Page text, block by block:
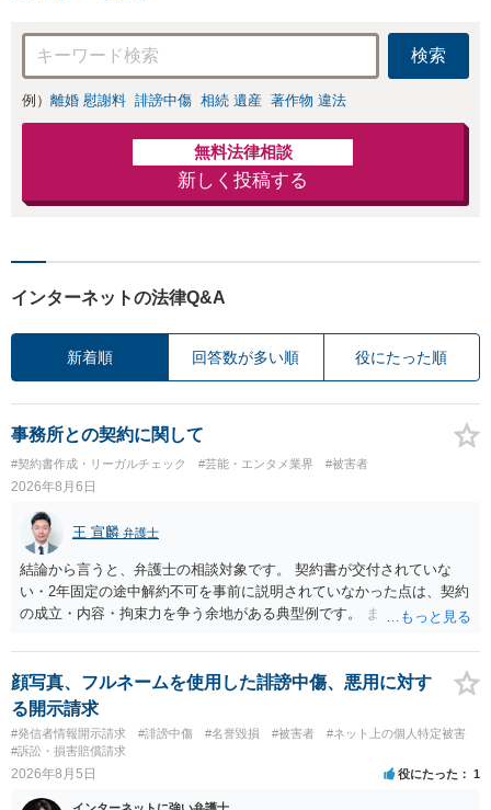
検索
例） 離婚 慰謝料 誹謗中傷 相続 遺産 著作物 違法
無料法律相談
新しく投稿する
インターネットの法律Q&A
新着順 回答数が多い順 役にたった順
事務所との契約に関して
#契約書作成・リーガルチェック #芸能・エンタメ業界 #被害者
2026年8月6日
王 宣麟 弁護士
結論から言うと、弁護士の相談対象です。 契約書が交付されていな
い・2年固定の途中解約不可を事前に説明されていなかった点は、契約
の成立・内容・拘束力を争う余地がある典型例です。 まずは、運営と
みてはいかがでしょうか。 また同時並行で（もしまだされていないの
であれば）書面で退所意思の明確化はしておくべきだと考えます。
顔写真、フルネームを使用した誹謗中傷、悪用に対す
る開示請求
#発信者情報開示請求 #誹謗中傷 #名誉毀損 #被害者
#ネット上の個人特定被害
#訴訟・損害賠償請求
2026年8月5日 役にたった 1